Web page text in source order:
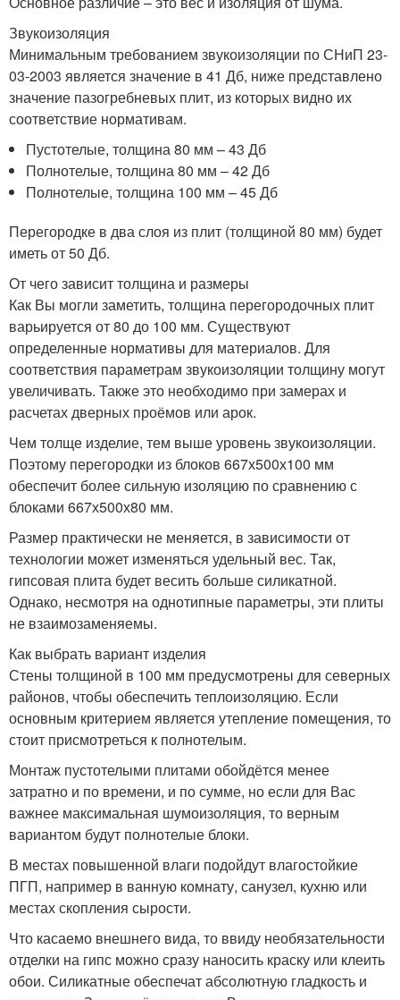
Звукоизоляция
Минимальным требованием звукоизоляции по СНиП 23-
03-2003 является значение в 41 Дб, ниже представлено
значение пазогребневых плит, из которых видно их
соответствие нормативам.
Пустотелые, толщина 80 мм – 43 Дб
Полнотелые, толщина 80 мм – 42 Дб
Полнотелые, толщина 100 мм – 45 Дб
Перегородке в два слоя из плит (толщиной 80 мм) будет
иметь от 50 Дб.
От чего зависит толщина и размеры
Как Вы могли заметить, толщина перегородочных плит
варьируется от 80 до 100 мм. Существуют
определенные нормативы для материалов. Для
соответствия параметрам звукоизоляции толщину могут
увеличивать. Также это необходимо при замерах и
расчетах дверных проёмов или арок.
Чем толще изделие, тем выше уровень звукоизоляции.
Поэтому перегородки из блоков 667х500х100 мм
обеспечит более сильную изоляцию по сравнению с
блоками 667х500х80 мм.
Размер практически не меняется, в зависимости от
технологии может изменяться удельный вес. Так,
гипсовая плита будет весить больше силикатной.
Однако, несмотря на однотипные параметры, эти плиты
не взаимозаменяемы.
Как выбрать вариант изделия
Стены толщиной в 100 мм предусмотрены для северных
районов, чтобы обеспечить теплоизоляцию. Если
основным критерием является утепление помещения, то
стоит присмотреться к полнотелым.
Монтаж пустотелыми плитами обойдётся менее
затратно и по времени, и по сумме, но если для Вас
важнее максимальная шумоизоляция, то верным
вариантом будут полнотелые блоки.
В местах повышенной влаги подойдут влагостойкие
ПГП, например в ванную комнату, санузел, кухню или
местах скопления сырости.
Что касаемо внешнего вида, то ввиду необязательности
отделки на гипс можно сразу наносить краску или клеить
обои. Силикатные обеспечат абсолютную гладкость и